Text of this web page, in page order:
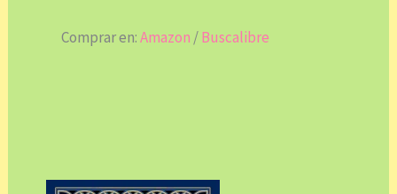
Comprar en:Amazon/Buscalibre